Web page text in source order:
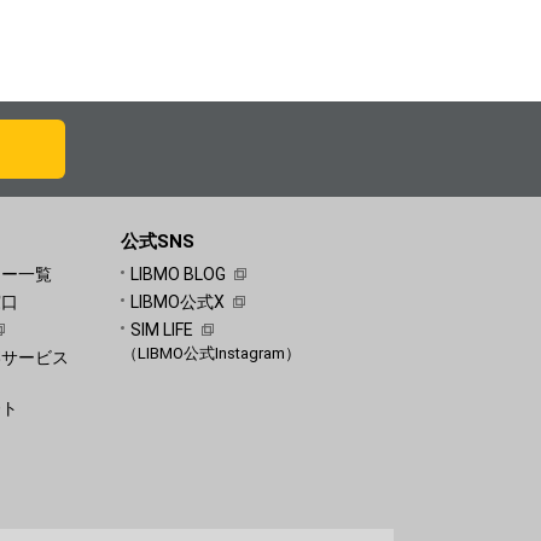
一覧
ービス
公式SNS
LIBMO BLOG
LIBMO公式X
SIM LIFE
（LIBMO公式Instagram）